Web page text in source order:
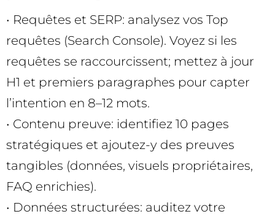
• Requêtes et SERP: analysez vos Top
requêtes (Search Console). Voyez si les
requêtes se raccourcissent; mettez à jour
H1 et premiers paragraphes pour capter
l’intention en 8–12 mots.
• Contenu preuve: identifiez 10 pages
stratégiques et ajoutez-y des preuves
tangibles (données, visuels propriétaires,
FAQ enrichies).
• Données structurées: auditez votre